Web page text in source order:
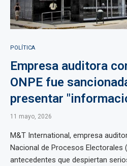
POLÍTICA
Empresa auditora
ONPE fue
presentar
11 mayo, 2026
M&T International, empresa
Nacional de Procesos Electorales
antecedentes que despiertan